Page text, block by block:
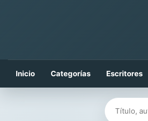
Inicio Categorías Escritores
Buscar libros